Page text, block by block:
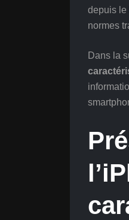
depuis le
normes
Dans la